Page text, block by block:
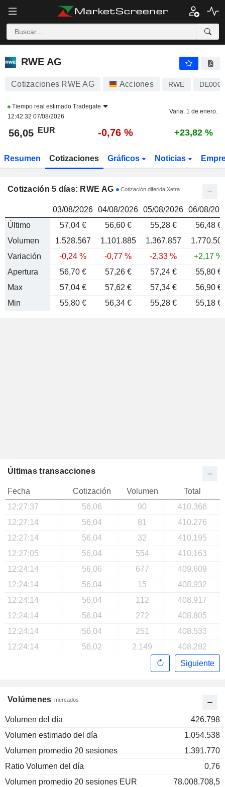
RWE AG 56,05
RWE AG
Cotizaciones RWE AG Acciones RWE
Tiempo real estimado Tradegate
12:42:32 07/08/2026
Varia. 1 de enero.
56,05 EUR -0,76 % +23,82 %
Resumen Cotizaciones Gráficos Noticias
Cotización 5 días: RWE AG Cotización diferida Xetra
03/08/2026 04/08/2026 05/08/2026 06/08/
Último
57,04 € 56,60 € 55,28 €
56,48 €
Volumen
1.528.567 1.101.885 1.367.857
Variación
-0,24 % -0,77 % -2,33 %
+2,17 %
Apertura
56,70 € 57,26 € 57,24 €
55,80 €
Max
57,04 € 57,62 € 57,34 €
56,90 €
Min
55,80 € 56,34 € 55,28 € 55,18 €
Volúmenes mercados
Volumen del día
426.798
Volumen estimado del día
1.054.538
Volumen promedio 20 sesiones
1.391.770
Ratio Volumen del día
0,76
Volumen promedio 20 sesiones EUR
78.008.708,5
Últimas transacciones
Fecha Cotización Volumen
Total
12:27:37
56,06 90
410.366
12:27:14
56,04 81
410.276
12:27:14
56,04 32
410.195
12:27:05
56,04 554
410.163
12:24:14
56,06 677
409.609
12:24:14
56,04 15
408.932
12:24:14
56,04 112
408.917
12:24:14
56,04 272
408.805
12:24:14
56,04 251
408.533
12:24:14
56,02 2.149
408.282
Siguiente